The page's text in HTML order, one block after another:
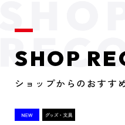
SHOP
ショップからのおすす